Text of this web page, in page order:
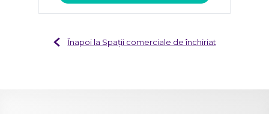
Înapoi la Spații comerciale de închiriat